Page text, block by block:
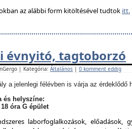
az alábbi form kitöltésével tudtok itt.
évnyitó, tagtoborzó
| Kategória: Általános | 0 komment eddig
a jelenlegi félévben is várja az érdeklődő
és helyszíne:
óra G épület
laborfoglalkozások, előadások,